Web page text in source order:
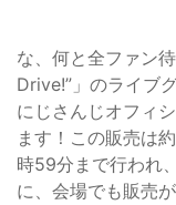
な、何と全ファン
Drive!”」のライブ
にじさんじオフィ
ます！この販売は
時59分まで行われ
に、会場でも販売